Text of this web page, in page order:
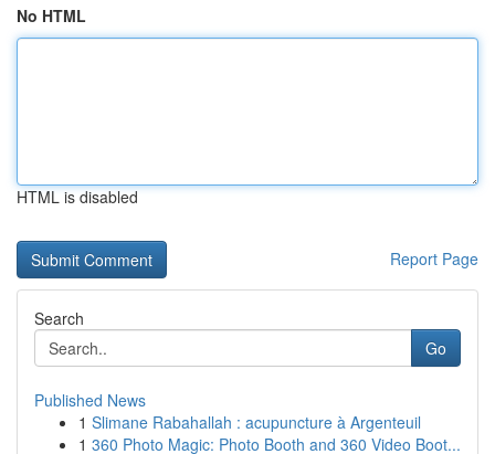
No HTML
HTML is disabled
Report Page
Search
Go
Published News
1 Slimane Rabahallah : acupuncture à Argenteuil
1 360 Photo Magic: Photo Booth and 360 Video Boot...